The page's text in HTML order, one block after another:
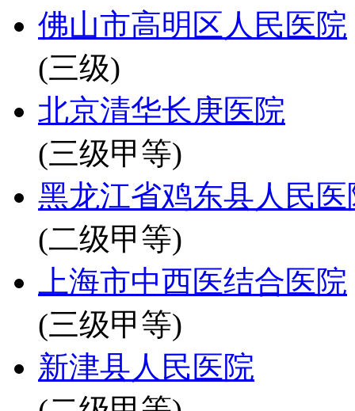
佛山市高明区人民医院
(三级)
北京清华长庚医院
(三级甲等)
黑龙江省鸡东县人民医
(二级甲等)
上海市中西医结合医院
(三级甲等)
新津县人民医院